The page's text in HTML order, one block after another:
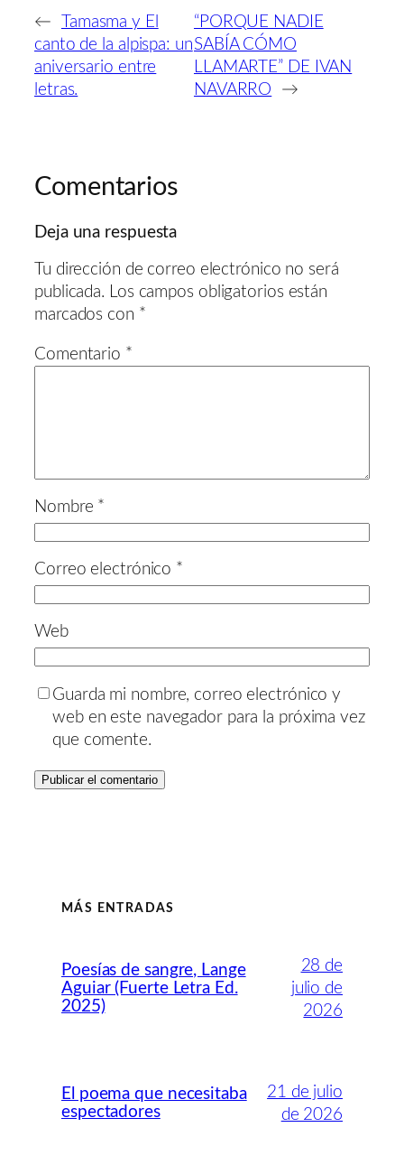
←
Tamasma y El
canto de la alpispa: un
aniversario entre
letras.
“PORQUE NADIE
SABÍA CÓMO
LLAMARTE” DE IVAN
NAVARRO
→
Comentarios
Deja una respuesta
Tu dirección de correo electrónico no será
publicada. Los campos obligatorios están
marcados con *
Comentario *
Nombre *
Correo electrónico *
Web
Guarda mi nombre, correo electrónico y
web en este navegador para la próxima vez
que comente.
MÁS ENTRADAS
Poesías de sangre, Lange
Aguiar (Fuerte Letra Ed.
2025)
28 de
julio de
2026
El poema que necesitaba
espectadores
21 de julio
de 2026